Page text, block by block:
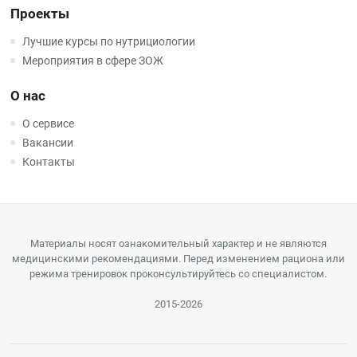
Проекты
Лучшие курсы по нутрициологии
Мероприятия в сфере ЗОЖ
О нас
О сервисе
Вакансии
Контакты
Материалы носят ознакомительный характер и не являются
медицинскими рекомендациями. Перед изменением рациона или
режима тренировок проконсультируйтесь со специалистом.
2015-2026